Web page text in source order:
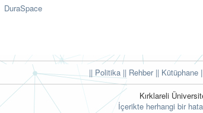
DuraSpace
|| Politika || Rehber|| Kütüphane
Kırklareli
İçerikte herhangi bir